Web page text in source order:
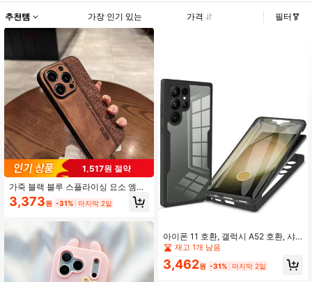
추천템 가장 인기 있는 가격 필터
1,517원 절약
가죽 블랙 블루 스플라이싱 요소 엠보
싱 PU 가죽 휴대폰 보호 케이스 블랙/
젠틀맨 블루/퍼플/클래식 브라운/그린
3 12 11 프로 맥스 플러스 X Xs Xr 갤
럭시 S25 S24 S23 S22 S21 S20 울
트라/S25 S24 S23 S22 S21 S20 플
러스/S25 S24 S23 S22 S21 S20 FE
애플 시리즈 충격 방지 보호 케이스 봄
기념일 선물, 국제 버전, 국내 버전 아
3,373원 -31% 마지막 2일
아이폰 11 호환, 갤럭시 A52 호환, 샤
오미 호환, 홍미 노트 11 호환, 국제 버
재고 1개 남음
3,462원 -31% 마지막 2일